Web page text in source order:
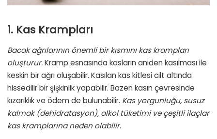
1. Kas Krampları
Bacak ağrılarının önemli bir kısmını kas krampları
oluşturur.Kramp esnasında kasların aniden kasılması ile
keskin bir ağrı oluşabilir. Kasılan kas kitlesi cilt altında
hissedilir bir şişkinlik yapabilir. Bazen kasın çevresinde
kızarıklık ve ödem de bulunabilir. Kas yorgunluğu, susuz
kalmak (dehidratasyon), alkol tüketimi ve çeşitli ilaçlar
kas kramplarına neden olabilir.